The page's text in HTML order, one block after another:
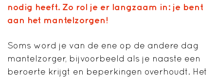
nodig heeft. Zo rol je er langzaam in: je bent
aan het mantelzorgen!
Soms word je van de ene op de andere dag
mantelzorger, bijvoorbeeld als je naaste een
beroerte krijgt en beperkingen overhoudt. Het